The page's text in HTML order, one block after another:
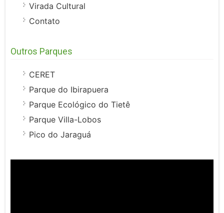
Virada Cultural
Contato
Outros Parques
CERET
Parque do Ibirapuera
Parque Ecológico do Tietê
Parque Villa-Lobos
Pico do Jaraguá